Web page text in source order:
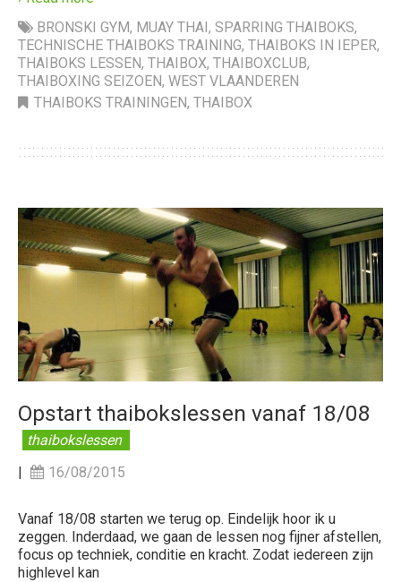
BRONSKI GYM, MUAY THAI, SPARRING THAIBOKS,
TECHNISCHE THAIBOKS TRAINING, THAIBOKS IN IEPER,
THAIBOKS LESSEN, THAIBOX, THAIBOXCLUB,
THAIBOXING SEIZOEN, WEST VLAANDEREN
THAIBOKS TRAININGEN, THAIBOX
Opstart thaibokslessen vanaf 18/08
thaibokslessen
|
16/08/2015
Vanaf 18/08 starten we terug op. Eindelijk hoor ik u
zeggen. Inderdaad, we gaan de lessen nog fijner afstellen,
focus op techniek, conditie en kracht. Zodat iedereen zijn
highlevel kan